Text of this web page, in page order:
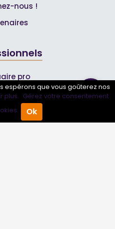
Agenda
nous !
pro
entreprise
Pros
espérons que vous goûterez nos
plus. Gérez votre consentement
Ok